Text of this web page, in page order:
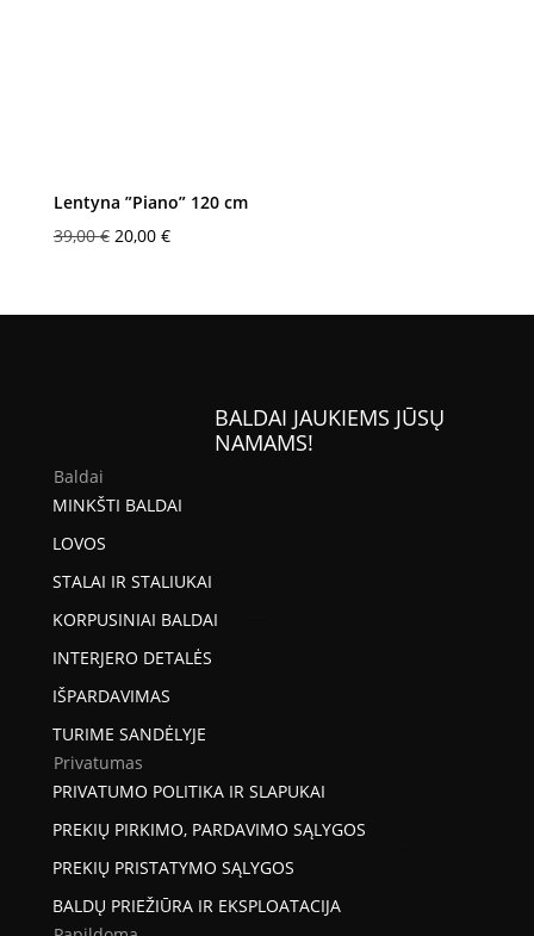
Lentyna ”Piano” 120 cm
39,00€ Original
39,00 €.
20,00 €Current
20,00 €.
BALDAI JAUKIEMS JŪSŲ
NAMAMS!
Baldai
MINKŠTI BALDAI
LOVOS
STALAI IR STALIUKAI
KORPUSINIAI BALDAI
INTERJERO DETALĖS
IŠPARDAVIMAS
TURIME SANDĖLYJE
Privatumas
PRIVATUMO POLITIKA IR SLAPUKAI
PREKIŲ PIRKIMO, PARDAVIMO SĄLYGOS
PREKIŲ PRISTATYMO SĄLYGOS
BALDŲ PRIEŽIŪRA IR EKSPLOATACIJA